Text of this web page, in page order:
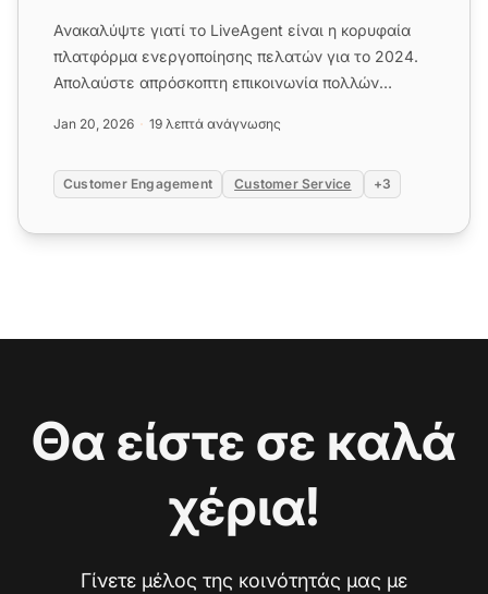
Ανακαλύψτε γιατί το LiveAgent είναι η κορυφαία
πλατφόρμα ενεργοποίησης πελατών για το 2024.
Απολαύστε απρόσκοπτη επικοινωνία πολλών
Jan 20, 2026 19 λεπτά ανάγνωσης
Customer Engagement Customer Service +3
Θα είστε σε καλά
χέρια!
Γίνετε μέλος της κοινότητάς μας με